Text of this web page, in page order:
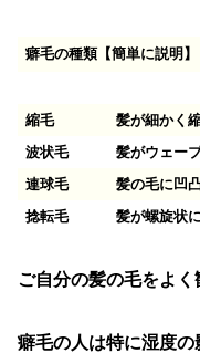
癖毛の種類【簡単に説明】
縮毛
髪が細かく
波状毛
髪がウェー
連球毛
髪の毛に凹
捻転毛
髪が螺旋状
ご自分の髪の毛をよ
癖毛の人は特に湿度